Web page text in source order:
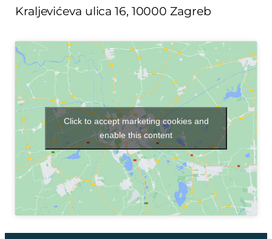
Kraljevićeva ulica 16, 10000 Zagreb
Click to accept marketing cookies and
enable this content